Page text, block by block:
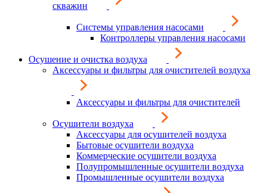
скважин
Системы управления насосами
Контроллеры управления насосами
Осушение и очистка воздуха
Аксессуары и фильтры для очистителей воздуха
Аксессуары и фильтры для очистителей
Осушители воздуха
Аксессуары для осушителей воздуха
Бытовые осушители воздуха
Коммерческие осушители воздуха
Полупромышленные осушители воздуха
Промышленные осушители воздуха